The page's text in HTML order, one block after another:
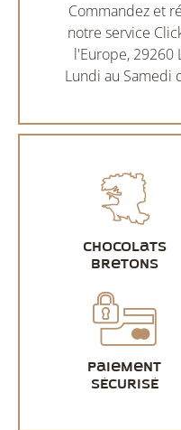
Commandez et
notre service
l'Europe, 29260
Lundi au Samedi
Chocolats
bretons
Paiement
sécurisé